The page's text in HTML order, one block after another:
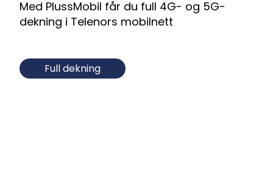
Med PlussMobil får du full 4G- og 5G-
dekning i Telenors mobilnett
Full dekning